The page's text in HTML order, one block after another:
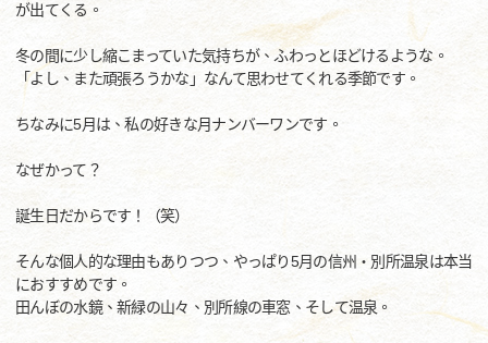
が出てくる。
冬の間に少し縮こまっていた気持ちが、ふわっとほどけるような。
「よし、また頑張ろうかな」なんて思わせてくれる季節です。
ちなみに5月は、私の好きな月ナンバーワンです。
なぜかって？
誕生日だからです！（笑）
そんな個人的な理由もありつつ、やっぱり5月の信州・別所温泉は本当
におすすめです。
田んぼの水鏡、新緑の山々、別所線の車窓、そして温泉。